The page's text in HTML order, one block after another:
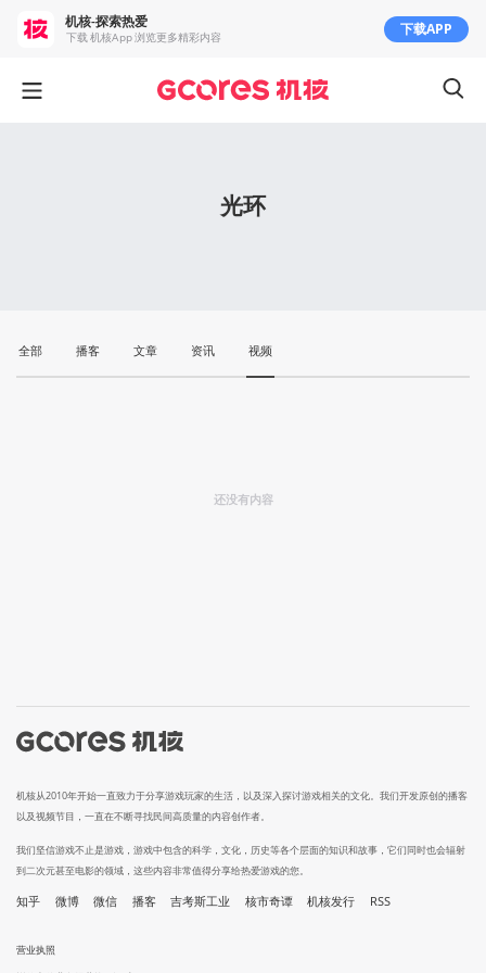
光环
全部 播客 文章 资讯 视频
还没有内容
机核从2010年开始一直致力于分享游戏玩家的生活，以及深入探讨游戏相关的文化。我们开发原创的播客
以及视频节目，一直在不断寻找民间高质量的内容创作者。
我们坚信游戏不止是游戏，游戏中包含的科学，文化，历史等各个层面的知识和故事，它们同时也会辐射
到二次元甚至电影的领域，这些内容非常值得分享给热爱游戏的您。
知乎 微博 微信 播客 吉考斯工业 核市奇谭 机核发行 RSS
营业执照
机核-探索热爱
下载 机核App 浏览更多精彩内容 下载APP